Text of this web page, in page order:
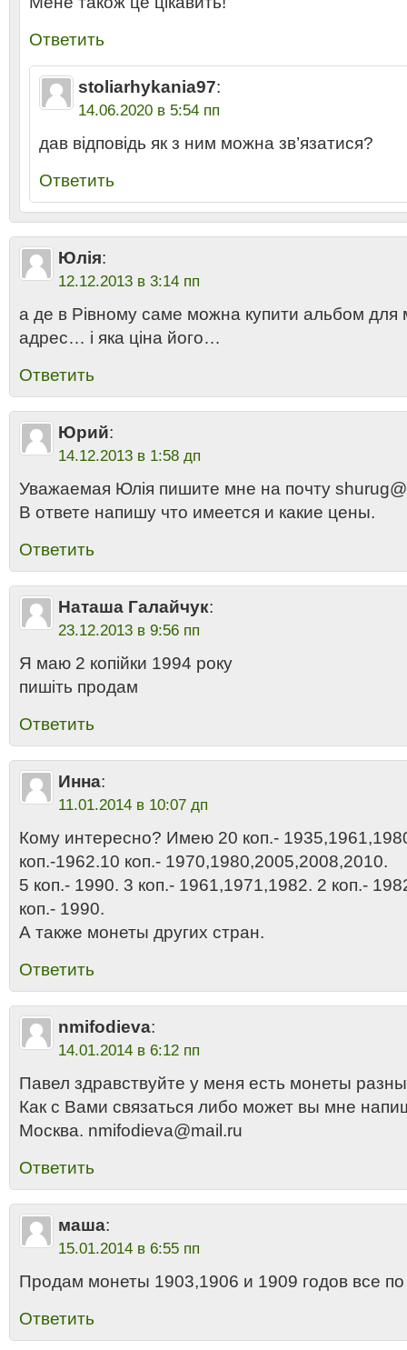
Ответить
stoliarhykania97:
14.06.2020 в 5:54 пп
дав відповідь як з ним можна зв’язатися?
Ответить
Юлія:
12.12.2013 в 3:14 пп
а де в Рівному саме можна купити альбом для
адрес… і яка ціна його…
Ответить
Юрий:
14.12.2013 в 1:58 дп
Уважаемая Юлія пишите мне на почту
В ответе напишу что имеется и какие цены.
Ответить
Наташа Галайчук:
23.12.2013 в 9:56 пп
Я маю 2 копійки 1994 року
пишіть продам
Ответить
Инна:
11.01.2014 в 10:07 дп
Кому интересно? Имею 20 коп.-
коп.-1962.10 коп.- 1970,1980,2005,2008,2010.
5 коп.- 1990. 3 коп.- 1961,1971,1982. 2 коп.-
коп.- 1990.
А также монеты других стран.
Ответить
nmifodieva:
14.01.2014 в 6:12 пп
Павел здравствуйте у меня есть монеты
Как с Вами связаться либо может вы мне
Москва. nmifodieva@mail.ru
Ответить
маша:
15.01.2014 в 6:55 пп
Продам монеты 1903,1906 и 1909 годов все
Ответить